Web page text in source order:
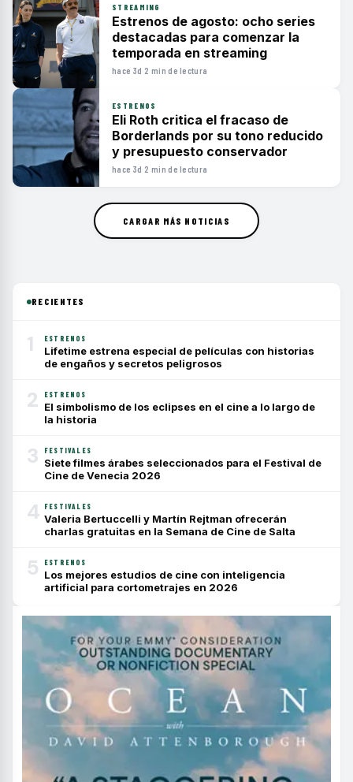
STREAMING
Estrenos de agosto: ocho series
destacadas para comenzar la
temporada en streaming
hace 3d·2 min de lectura
ESTRENOS
Eli Roth critica el fracaso de
Borderlands por su tono reducido
y presupuesto conservador
hace 3d·2 min de lectura
CARGAR MÁS NOTICIAS
RECIENTES
1 ESTRENOS
Lifetime estrena especial de películas con historias
de engaños y secretos peligrosos
2 ESTRENOS
El simbolismo de los eclipses en el cine a lo largo de
la historia
3 FESTIVALES
Siete filmes árabes seleccionados para el Festival de
Cine de Venecia 2026
4 FESTIVALES
Valeria Bertuccelli y Martín Rejtman ofrecerán
charlas gratuitas en la Semana de Cine de Salta
5 ESTRENOS
Los mejores estudios de cine con inteligencia
artificial para cortometrajes en 2026